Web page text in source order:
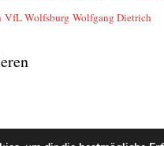
VfL Wolfsburg Wolfgang Dietrich